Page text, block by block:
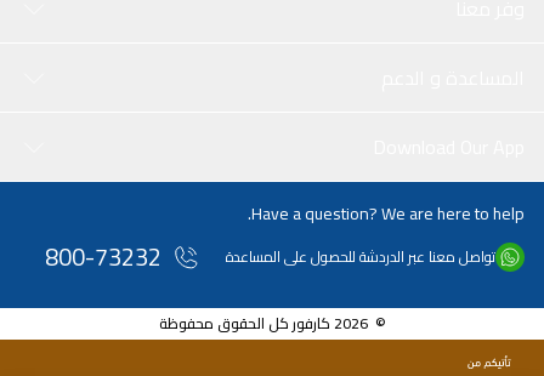
Have a question? We are here to help.
تواصل معنا عبر الدردشة للحصول على المساعدة 800-73232
© 2026 كارفور كل الحقوق محفوظة